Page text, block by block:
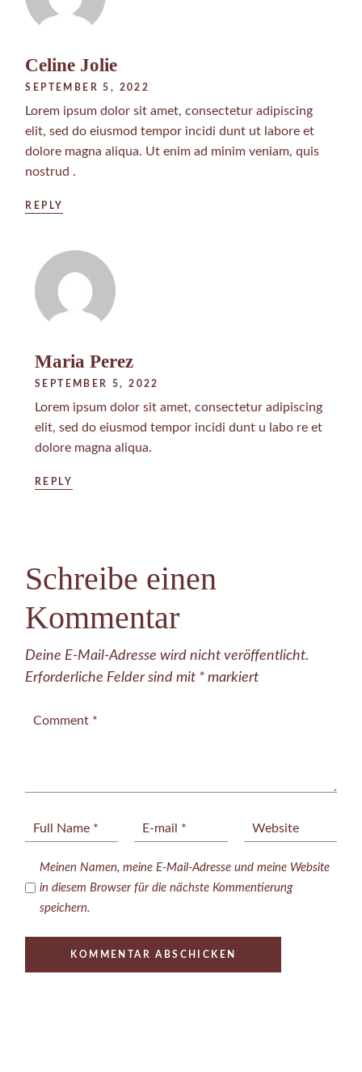
Celine Jolie
SEPTEMBER 5, 2022
Lorem ipsum dolor sit amet, consectetur adipiscing
elit, sed do eiusmod tempor incidi dunt ut labore et
dolore magna aliqua. Ut enim ad minim veniam, quis
nostrud .
REPLY
Maria Perez
SEPTEMBER 5, 2022
Lorem ipsum dolor sit amet, consectetur adipiscing
elit, sed do eiusmod tempor incidi dunt u labo re et
dolore magna aliqua.
REPLY
Schreibe einen
Kommentar
Deine E-Mail-Adresse wird nicht veröffentlicht.
Erforderliche Felder sind mit * markiert
Meinen Namen, meine E-Mail-Adresse und meine Website
in diesem Browser für die nächste Kommentierung
speichern.
KOMMENTAR ABSCHICKEN